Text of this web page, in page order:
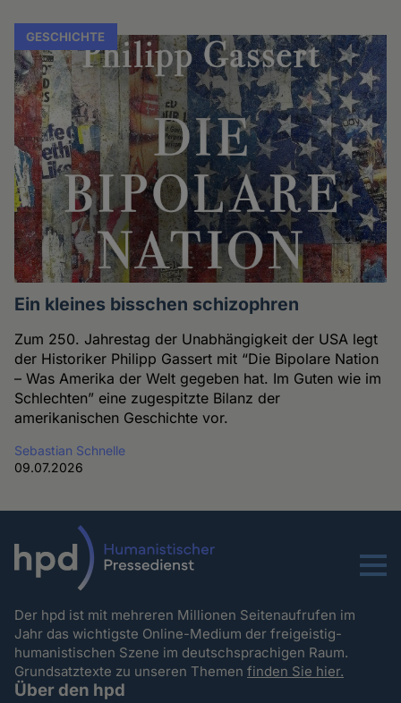
GESCHICHTE
Ein kleines bisschen schizophren
Zum 250. Jahrestag der Unabhängigkeit der USA legt
der Historiker Philipp Gassert mit “Die Bipolare Nation
– Was Amerika der Welt gegeben hat. Im Guten wie im
Schlechten” eine zugespitzte Bilanz der
amerikanischen Geschichte vor.
Sebastian Schnelle
09.07.2026
Menu
Der hpd ist mit mehreren Millionen Seitenaufrufen im
Jahr das wichtigste Online-Medium der freigeistig-
humanistischen Szene im deutschsprachigen Raum.
Grundsatztexte zu unseren Themenfinden Sie hier.
Über den hpd